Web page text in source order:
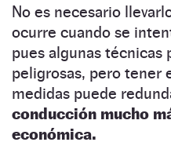
No es necesario
ocurre cuando se
pues algunas técnicas
peligrosas, pero tener
medidas puede
conducción mucho
económica.